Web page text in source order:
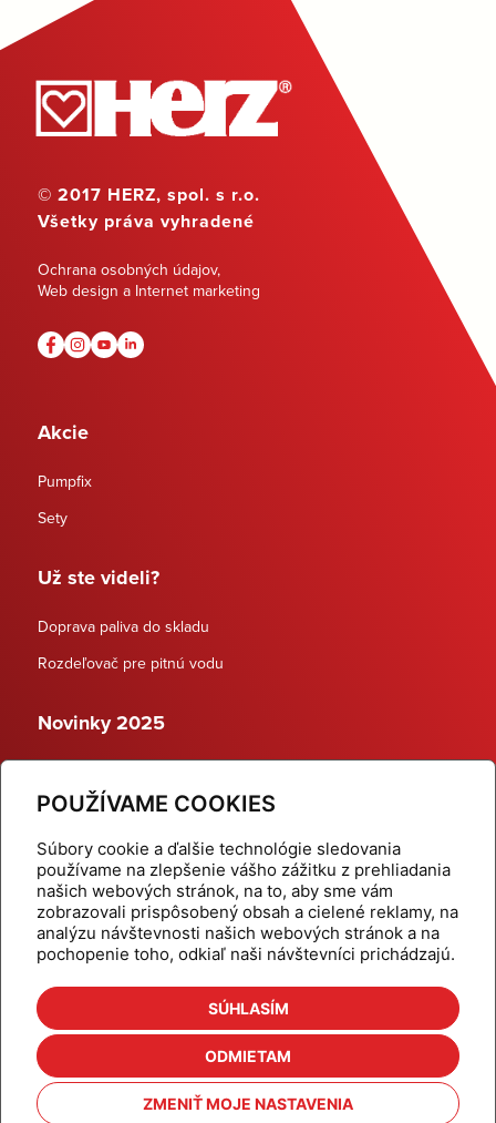
POUŽÍVAME COOKIES
Súbory cookie a ďalšie technológie sledovania
používame na zlepšenie vášho zážitku z prehliadania
našich webových stránok, na to, aby sme vám
zobrazovali prispôsobený obsah a cielené reklamy, na
analýzu návštevnosti našich webových stránok a na
pochopenie toho, odkiaľ naši návštevníci prichádzajú.
SÚHLASÍM
ODMIETAM
ZMENIŤ MOJE NASTAVENIA
© 2017 HERZ, spol. s r.o.
Všetky práva vyhradené
Ochrana osobných údajov,
Web design a Internet marketing
Akcie
Pumpfix
Sety
Už ste videli?
Doprava paliva do skladu
Rozdeľovač pre pitnú vodu
Novinky 2025
Dynamické termostatické ventily
Domov
Produkty
Aktuality
Odber šikovné tipy
Kalkulačky
Cenníky
Na stiahnutie
Referencie
Kontakt